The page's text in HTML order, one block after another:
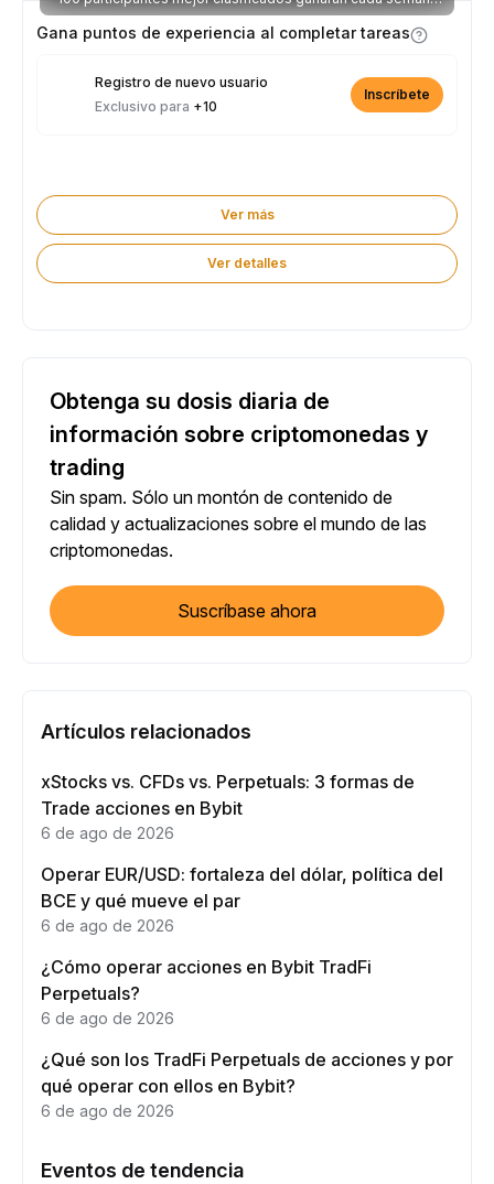
parte de los 2.500 USDT disponibles.
Gana puntos de experiencia al completar tareas
Registro de nuevo usuario
Exclusivo para +10
Inscríbete
Ver más
Ver detalles
Obtenga su dosis diaria de
información sobre criptomonedas y
trading
Sin spam. Sólo un montón de contenido de
calidad y actualizaciones sobre el mundo de las
criptomonedas.
Suscríbase ahora
Artículos relacionados
xStocks vs. CFDs vs. Perpetuals: 3 formas de
Trade acciones en Bybit
6 de ago de 2026
Operar EUR/USD: fortaleza del dólar, política del
BCE y qué mueve el par
6 de ago de 2026
¿Cómo operar acciones en Bybit TradFi
Perpetuals?
6 de ago de 2026
¿Qué son los TradFi Perpetuals de acciones y por
qué operar con ellos en Bybit?
6 de ago de 2026
Eventos de tendencia